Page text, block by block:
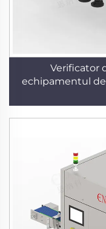
Verificator
echipamentul